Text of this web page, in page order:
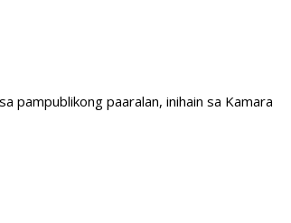
pampublikong paaralan, inihain sa Kamara